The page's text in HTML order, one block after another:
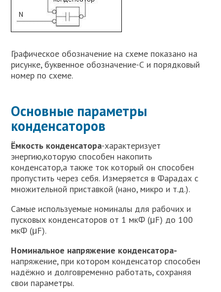
Графическое обозначение на схеме показано на
рисунке, буквенное обозначение-С и порядковый
номер по схеме.
Основные параметры
конденсаторов
Ёмкость конденсатора-характеризует
энергию,которую способен накопить
конденсатор,а также ток который он способен
пропустить через себя. Измеряется в Фарадах с
множительной приставкой (нано, микро и т.д.).
Самые используемые номиналы для рабочих и
пусковых конденсаторов от 1 мкФ (μF) до 100
мкФ (μF).
Номинальное напряжение конденсатора-
напряжение, при котором конденсатор способен
надёжно и долговременно работать, сохраняя
свои параметры.